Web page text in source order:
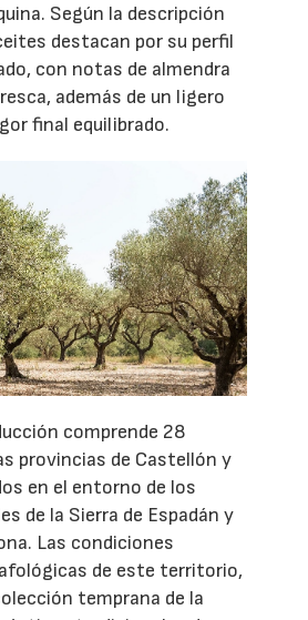
Según la descripción
destacan por su perfil
con notas de almendra
además de un ligero
final equilibrado.
comprende 28
provincias de Castellón y
en el entorno de los
de la Sierra de Espadán y
Las condiciones
de este territorio,
temprana de la